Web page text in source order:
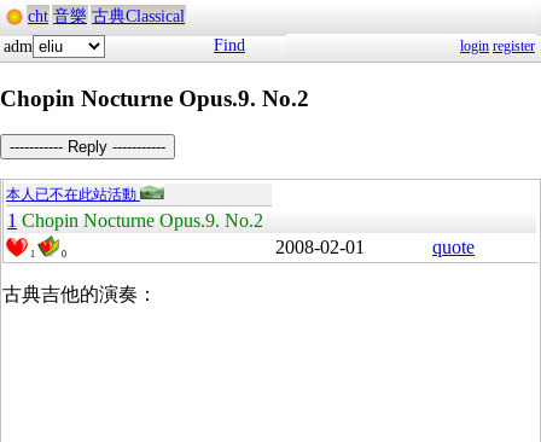
cht 音樂 古典Classical
adm
Find login register
Chopin Nocturne Opus.9. No.2
----------- Reply -----------
本人已不在此站活動
1 Chopin Nocturne Opus.9. No.2
1 0 2008-02-01 quote
古典吉他的演奏：